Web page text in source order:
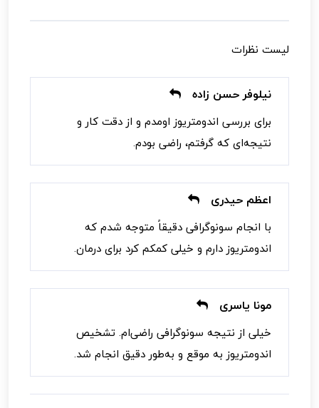
لیست نظرات
نیلوفر حسن زاده
برای بررسی اندومتریوز اومدم و از دقت کار و
نتیجه‌ای که گرفتم، راضی بودم.
اعظم حیدری
با انجام سونوگرافی دقیقاً متوجه شدم که
اندومتریوز دارم و خیلی کمکم کرد برای درمان.
مونا یاسری
خیلی از نتیجه سونوگرافی راضی‌ام. تشخیص
اندومتریوز به موقع و به‌طور دقیق انجام شد.